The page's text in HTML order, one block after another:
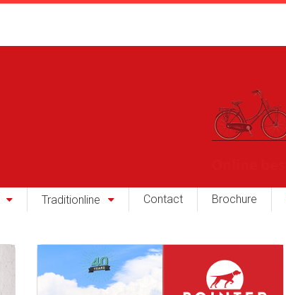
Traditionline Contact Brochure